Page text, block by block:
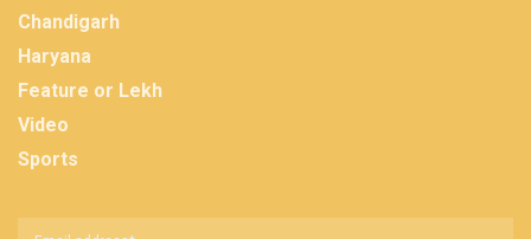
Chandigarh
Haryana
Feature or Lekh
Video
Sports